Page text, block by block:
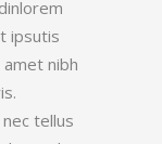
ipsutis
nibh
tellus